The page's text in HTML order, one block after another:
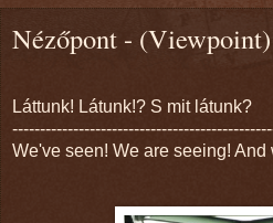
Nézőpont - (Viewpoint)
Láttunk! Látunk!? S mit látunk?
We've seen! We are seeing!